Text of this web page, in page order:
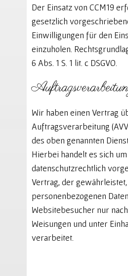
Der Einsatz von CCM19
gesetzlich
Einwilligungen für den
einzuholen.
6 Abs. 1 S. 1 lit. c DSGVO.
Wir haben einen Vertrag
Auftragsverarbeitung
des oben genannten
Hierbei handelt es sich
datenschutzrechtlich
Vertrag, der
personenbezogenen
Websitebesucher nur
Weisungen und unter
verarbeitet.